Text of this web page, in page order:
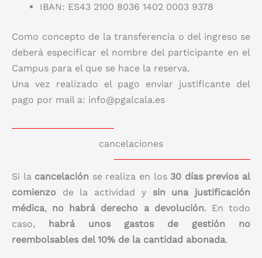
IBAN: ES43 2100 8036 1402 0003 9378
Como concepto de la transferencia o del ingreso se
deberá especificar el nombre del participante en el
Campus para el que se hace la reserva.
Una vez realizado el pago enviar justificante del
pago por mail a: info@pgalcala.es
cancelaciones
Si la cancelación se realiza en los 30 días previos al
comienzo de la actividad y sin una justificación
médica, no habrá derecho a devolución. En todo
caso, habrá unos gastos de gestión no
reembolsables del 10% de la cantidad abonada.